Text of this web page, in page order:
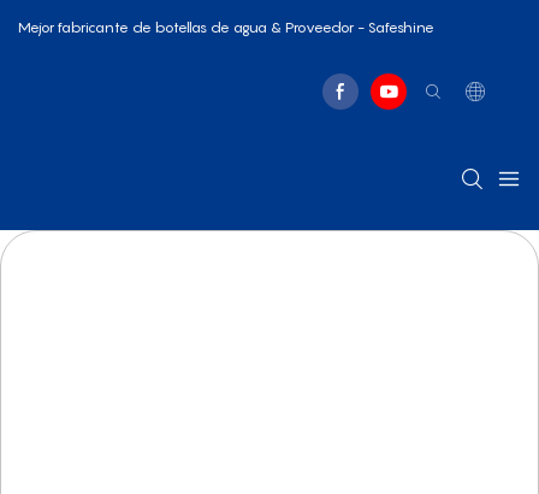
Mejor fabricante de botellas de agua & Proveedor - Safeshine